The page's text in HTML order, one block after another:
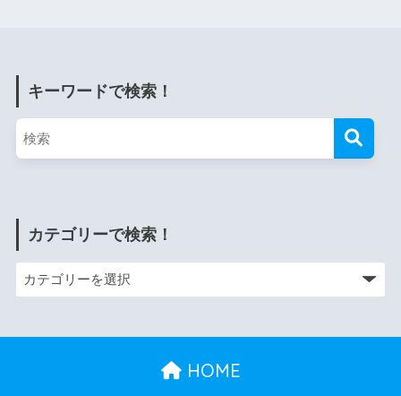
キーワードで検索！
カテゴリーで検索！
HOME